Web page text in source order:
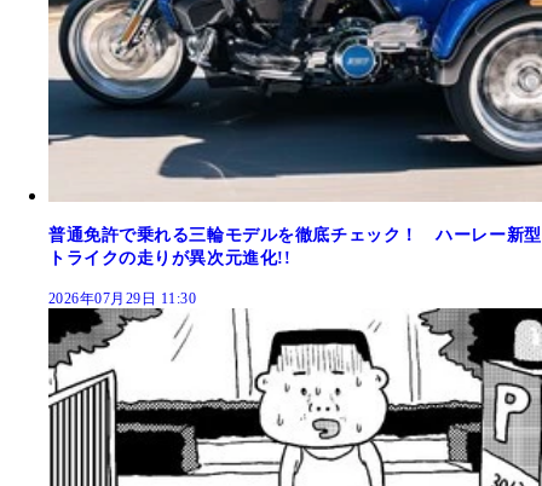
普通免許で乗れる三輪モデルを徹底チェック！ ハーレー新型
トライクの走りが異次元進化!!
2026年07月29日 11:30